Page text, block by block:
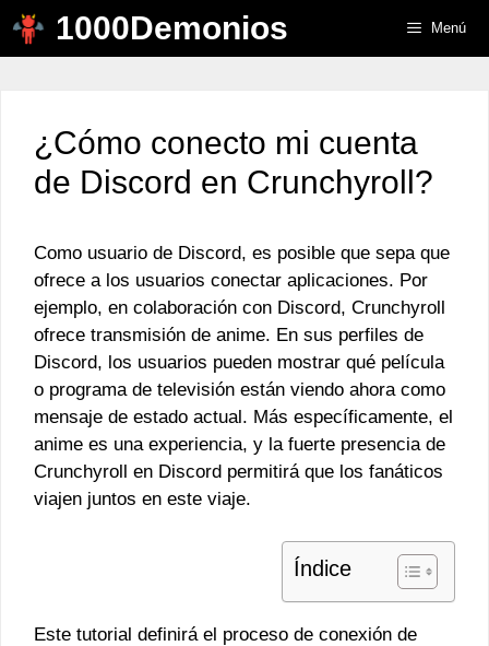
Saltar
1000Demonios Menú
¿Cómo conecto mi cuenta
de Discord en Crunchyroll?
Como usuario de Discord, es posible que sepa que
ofrece a los usuarios conectar aplicaciones. Por
ejemplo, en colaboración con Discord, Crunchyroll
ofrece transmisión de anime. En sus perfiles de
Discord, los usuarios pueden mostrar qué película
o programa de televisión están viendo ahora como
mensaje de estado actual. Más específicamente, el
anime es una experiencia, y la fuerte presencia de
Crunchyroll en Discord permitirá que los fanáticos
viajen juntos en este viaje.
Índice
Este tutorial definirá el proceso de conexión de